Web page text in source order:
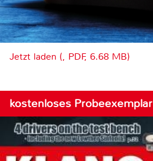
Jetzt laden (, PDF, 6.68 MB)
kostenloses Probeexemplar